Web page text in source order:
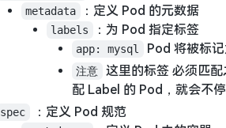
metadata ：定义 Pod 的元数据
labels ：为 Pod 指定标签
app: mysql Pod 将被标
注意 这里的标签 必须匹配
配 Label 的 Pod，就会不
spec ：定义 Pod 规范